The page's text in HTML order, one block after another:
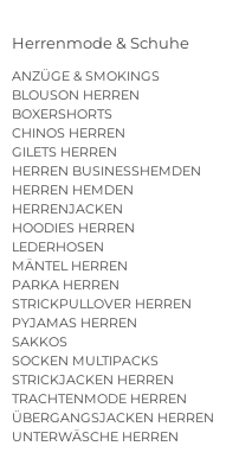
Herrenmode & Schuhe
ANZÜGE & SMOKINGS
BLOUSON HERREN
BOXERSHORTS
CHINOS HERREN
GILETS HERREN
HERREN BUSINESSHEMDEN
HERREN HEMDEN
HERRENJACKEN
HOODIES HERREN
LEDERHOSEN
MÄNTEL HERREN
PARKA HERREN
STRICKPULLOVER HERREN
PYJAMAS HERREN
SAKKOS
SOCKEN MULTIPACKS
STRICKJACKEN HERREN
TRACHTENMODE HERREN
ÜBERGANGSJACKEN HERREN
UNTERWÄSCHE HERREN